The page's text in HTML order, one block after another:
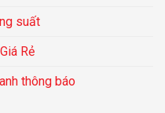
suất
Rẻ
thông báo